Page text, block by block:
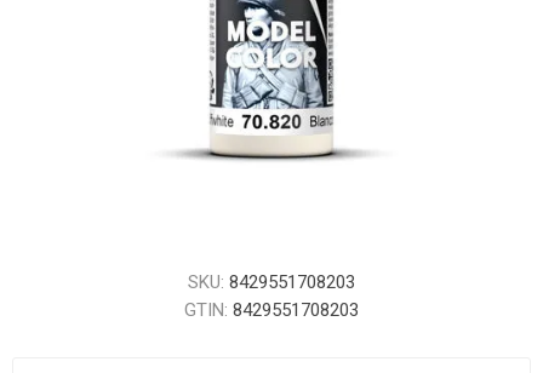
SKU: 8429551708203
GTIN: 8429551708203